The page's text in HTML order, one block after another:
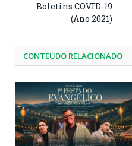
Boletins COVID-19
(Ano 2021)
CONTEÚDO RELACIONADO